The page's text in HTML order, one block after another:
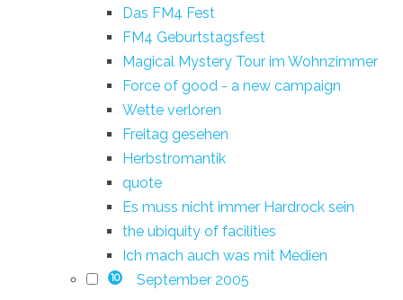
Das FM4 Fest
FM4 Geburtstagsfest
Magical Mystery Tour im Wohnzimmer
Force of good - a new campaign
Wette verloren
Freitag gesehen
Herbstromantik
quote
Es muss nicht immer Hardrock sein
the ubiquity of facilities
Ich mach auch was mit Medien
10 September 2005